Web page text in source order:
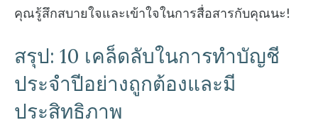
คุณรู้สึกสบายใจและเข้าใจในการสื่อสารกับคุณนะ!
สรุป: 10 เคล็ดลับในการทำบัญชี
ประจำปีอย่างถูกต้องและมี
ประสิทธิภาพ